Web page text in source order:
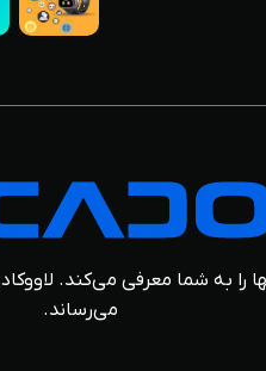
را به شما معرفی می‌کند.
می‌رساند.